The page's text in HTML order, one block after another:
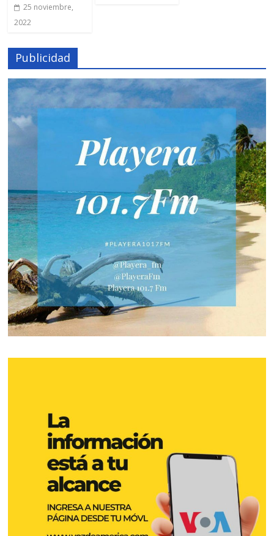
25 noviembre,
2022
Publicidad